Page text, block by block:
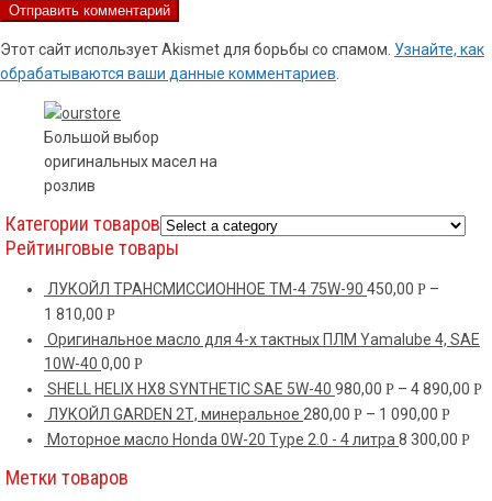
Этот сайт использует Akismet для борьбы со спамом. Узнайте, как
обрабатываются ваши данные комментариев
Большой выбор
оригинальных масел на
розлив
Категории товаров
Рейтинговые товары
ЛУКОЙЛ ТРАНСМИССИОННОЕ ТМ-4 75W-90 450,00 Р –
1 810,00 Р
Оригинальное масло для 4-х тактных ПЛМ Yamalube 4, SAE
10W-40 0,00 Р
SHELL HELIX HX8 SYNTHETIC SAE 5W-40 980,00 Р – 4 890,00 Р
ЛУКОЙЛ GARDEN 2Т, минеральное 280,00 Р – 1 090,00 Р
Моторное масло Honda 0W-20 Type 2.0 - 4 литра 8 300,00 Р
Метки товаров